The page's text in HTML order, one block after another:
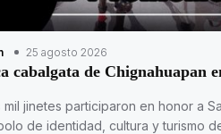
25 agosto 2026
cabalgata de Chignahuapan
jinetes participaron en honor a
de identidad, cultura y turismo